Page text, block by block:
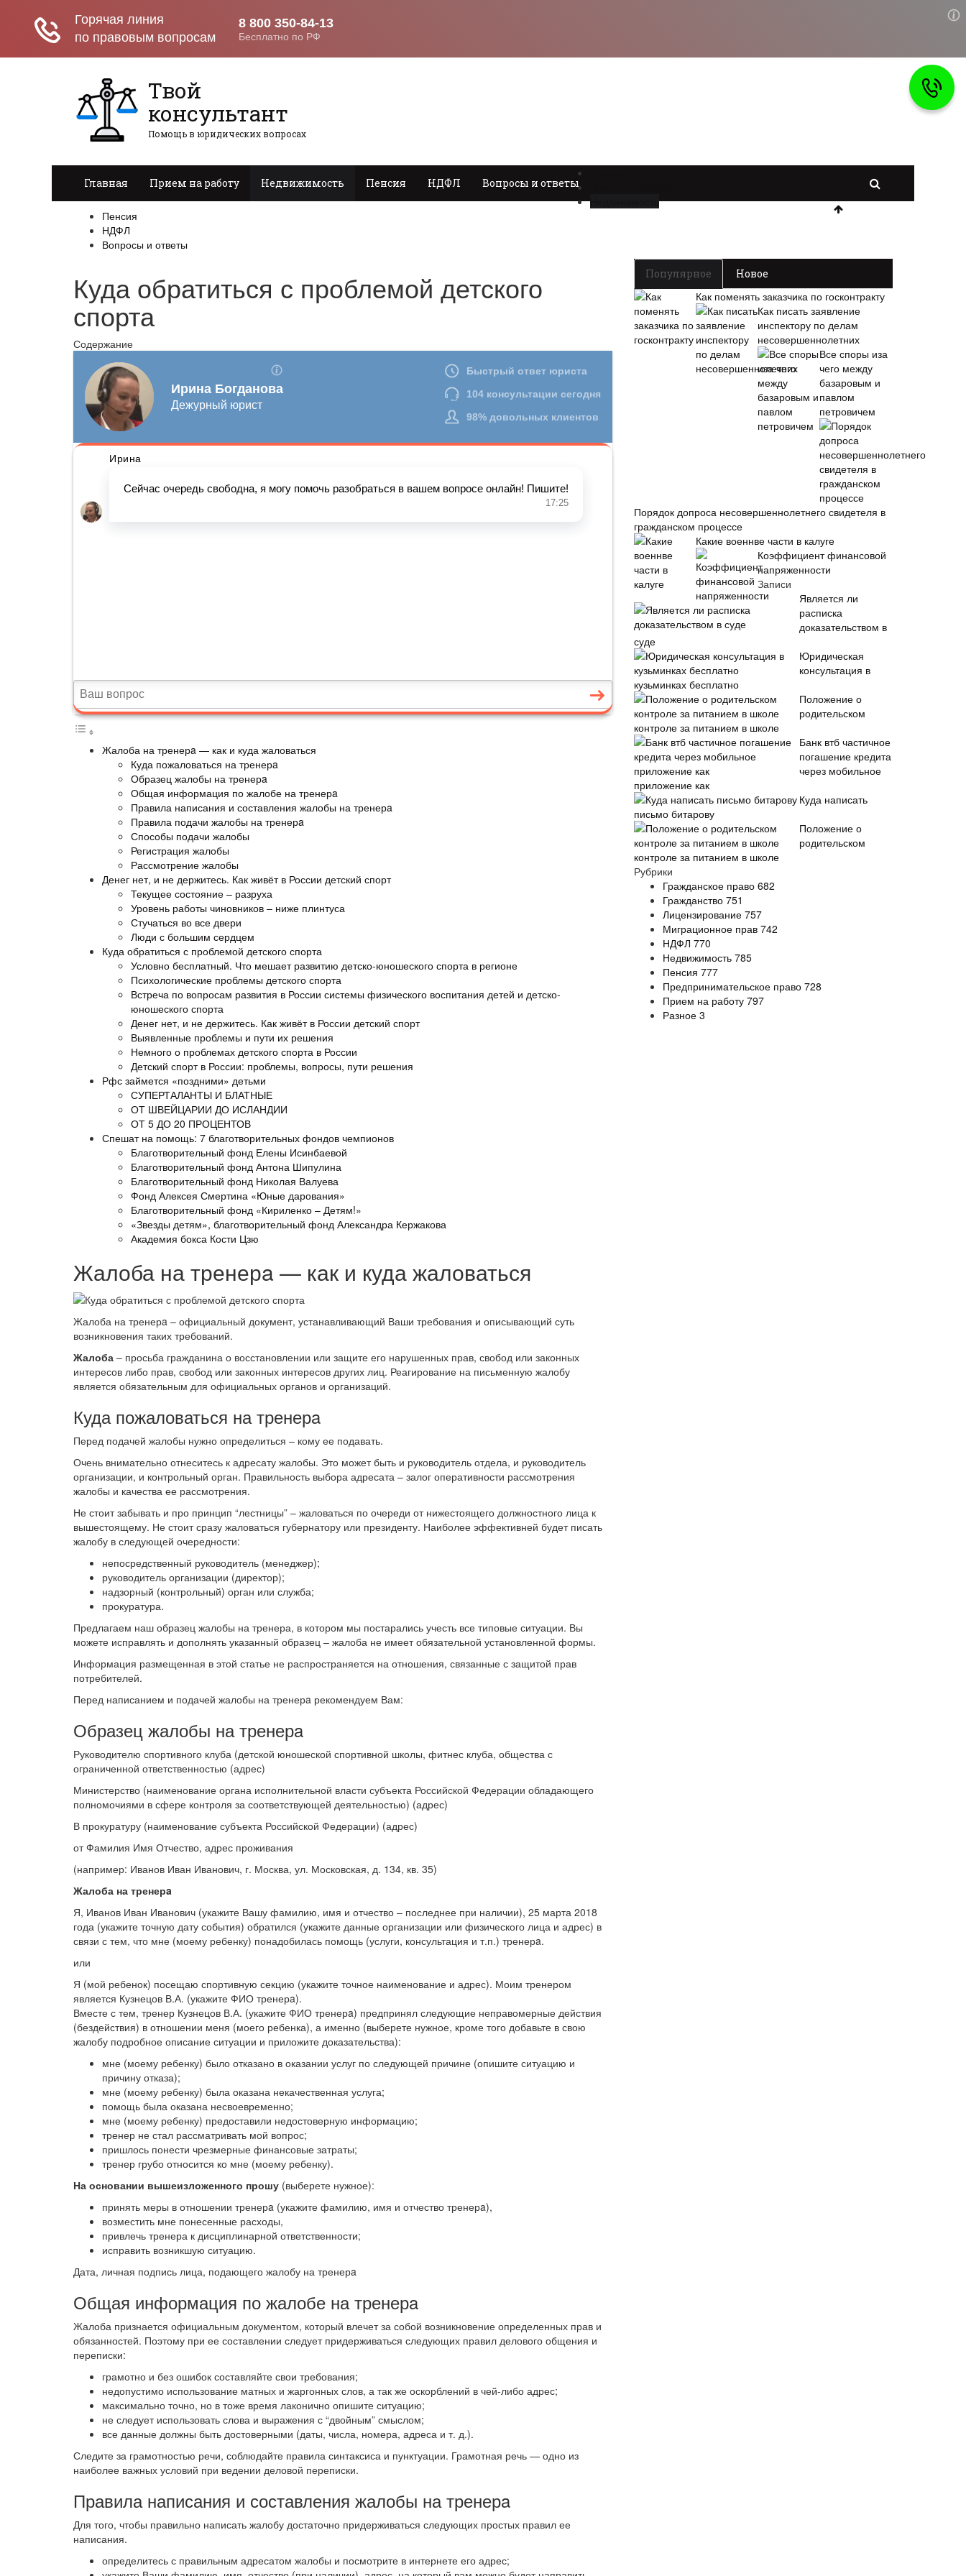
Твой
консультант
Помощь в юридических вопросах
Главная Прием на работу Недвижимость Пенсия НДФЛ Вопросы и ответы
Пенсия
НДФЛ
Вопросы и ответы
Куда обратиться с проблемой детского
спорта
Содержание
Жалоба на тренерa — как и куда жаловаться
Куда пожаловаться на тренерa
Образец жалобы на тренерa
Общая информация по жалобе на тренерa
Правила написания и составления жалобы на тренерa
Правила подачи жалобы на тренерa
Способы подачи жалобы
Регистрация жалобы
Рассмотрение жалобы
Денег нет, и не держитесь. Как живёт в России детский спорт
Текущее состояние – разруха
Уровень работы чиновников – ниже плинтуса
Стучаться во все двери
Люди с большим сердцем
Куда обратиться с проблемой детского спорта
Условно бесплатный. Что мешает развитию детско-юношеского спорта в регионе
Психологические проблемы детского спорта
Встреча по вопросам развития в России системы физического воспитания детей и детско-
юношеского спорта
Денег нет, и не держитесь. Как живёт в России детский спорт
Выявленные проблемы и пути их решения
Немного о проблемах детского спорта в России
Детский спорт в России: проблемы, вопросы, пути решения
Рфс займется «поздними» детьми
СУПЕРТАЛАНТЫ И БЛАТНЫЕ
ОТ ШВЕЙЦАРИИ ДО ИСЛАНДИИ
ОТ 5 ДО 20 ПРОЦЕНТОВ
Спешат на помощь: 7 благотворительных фондов чемпионов
Благотворительный фонд Елены Исинбаевой
Благотворительный фонд Антона Шипулина
Благотворительный фонд Николая Валуева
Фонд Алексея Смертина «Юные дарования»
Благотворительный фонд «Кириленко – Детям!»
«Звезды детям», благотворительный фонд Александра Кержакова
Академия бокса Кости Цзю
Жалоба на тренерa — как и куда жаловаться
Жалоба на тренерa – официальный документ, устанавливающий Ваши требования и описывающий суть
возникновения таких требований.
Жалоба – просьба гражданина о восстановлении или защите его нарушенных прав, свобод или законных
интересов либо прав, свобод или законных интересов других лиц. Реагирование на письменную жалобу
является обязательным для официальных органов и организаций.
Куда пожаловаться на тренерa
Перед подачей жалобы нужно определиться – кому ее подавать.
Очень внимательно отнеситесь к адресату жалобы. Это может быть и руководитель отдела, и руководитель
организации, и контрольный орган. Правильность выбора адресата – залог оперативности рассмотрения
жалобы и качества ее рассмотрения.
Не стоит забывать и про принцип “лестницы” – жаловаться по очереди от нижестоящего должностного лица к
вышестоящему. Не стоит сразу жаловаться губернатору или президенту. Наиболее эффективней будет писать
жалобу в следующей очередности:
непосредственный руководитель (менеджер);
руководитель организации (директор);
надзорный (контрольный) орган или служба;
прокуратура.
Предлагаем наш образец жалобы на тренера, в котором мы постарались учесть все типовые ситуации. Вы
можете исправлять и дополнять указанный образец – жалоба не имеет обязательной установленной формы.
Информация размещенная в этой статье не распространяется на отношения, связанные с защитой прав
потребителей.
Перед написанием и подачей жалобы на тренерa рекомендуем Вам:
Образец жалобы на тренерa
Руководителю спортивного клуба (детской юношеской спортивной школы, фитнес клуба, общества с
ограниченной ответственностью (адрес)
Министерство (наименование органа исполнительной власти субъекта Российской Федерации обладающего
полномочиями в сфере контроля за соответствующей деятельностью) (адрес)
В прокуратуру (наименование субъекта Российской Федерации) (адрес)
от Фамилия Имя Отчество, адрес проживания
(например: Иванов Иван Иванович, г. Москва, ул. Московская, д. 134, кв. 35)
Жалоба на тренерa
Я, Иванов Иван Иванович (укажите Вашу фамилию, имя и отчество – последнее при наличии), 25 марта 2018
года (укажите точную дату события) обратился (укажите данные организации или физического лица и адрес) в
связи с тем, что мне (моему ребенку) понадобилась помощь (услуги, консультация и т.п.) тренерa.
или
Я (мой ребенок) посещаю спортивную секцию (укажите точное наименование и адрес). Моим тренером
является Кузнецов В.А. (укажите ФИО тренерa).
Вместе с тем, тренер Кузнецов В.А. (укажите ФИО тренерa) предпринял следующие неправомерные действия
(бездействия) в отношении меня (моего ребенка), а именно (выберете нужное, кроме того добавьте в свою
жалобу подробное описание ситуации и приложите доказательства):
мне (моему ребенку) было отказано в оказании услуг по следующей причине (опишите ситуацию и
причину отказа);
мне (моему ребенку) была оказана некачественная услуга;
помощь была оказана несвоевременно;
мне (моему ребенку) предоставили недостоверную информацию;
тренер не стал рассматривать мой вопрос;
пришлось понести чрезмерные финансовые затраты;
тренер грубо относится ко мне (моему ребенку).
На основании вышеизложенного прошу (выберете нужное):
принять меры в отношении тренерa (укажите фамилию, имя и отчество тренерa),
возместить мне понесенные расходы,
привлечь тренера к дисциплинарной ответственности;
исправить возникшую ситуацию.
Дата, личная подпись лица, подающего жалобу на тренерa
Общая информация по жалобе на тренерa
Жалоба признается официальным документом, который влечет за собой возникновение определенных прав и
обязанностей. Поэтому при ее составлении следует придерживаться следующих правил делового общения и
переписки:
грамотно и без ошибок составляйте свои требования;
недопустимо использование матных и жаргонных слов, а так же оскорблений в чей-либо адрес;
максимально точно, но в тоже время лаконично опишите ситуацию;
не следует использовать слова и выражения с “двойным” смыслом;
все данные должны быть достоверными (даты, числа, номера, адреса и т. д.).
Следите за грамотностью речи, соблюдайте правила синтаксиса и пунктуации. Грамотная речь — одно из
наиболее важных условий при ведении деловой переписки.
Правила написания и составления жалобы на тренерa
Для того, чтобы правильно написать жалобу достаточно придерживаться следующих простых правил ее
написания.
определитесь с правильным адресатом жалобы и посмотрите в интернете его адрес;
Популярное Новое
Как поменять заказчика по госконтракту
Как писать заявление
инспектору по делам
несовершеннолетних
Все споры иза
чего между
базаровым и
павлом
петровичем
Порядок допроса несовершеннолетнего свидетеля в
гражданском процессе
Какие военнве части в калуге
Коэффициент финансовой
напряженности
Записи
Является ли
расписка
доказательством в
суде
Юридическая
консультация в
кузьминках бесплатно
Положение о
родительском
контроле за питанием в школе
Банк втб частичное
погашение кредита
через мобильное
приложение как
Куда написать
письмо битарову
Положение о
родительском
контроле за питанием в школе
Рубрики
Гражданское право 682
Гражданство 751
Лицензирование 757
Миграционное прав 742
НДФЛ 770
Недвижимость 785
Пенсия 777
Предпринимательское право 728
Прием на работу 797
Разное 3